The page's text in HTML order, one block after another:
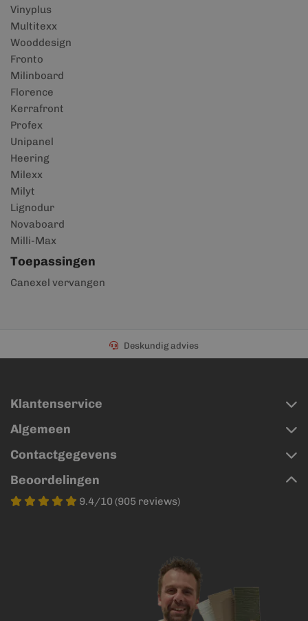
Vinyplus
Multitexx
Wooddesign
Fronto
Milinboard
Florence
Kerrafront
Profex
Unipanel
Heering
Milexx
Milyt
Lignodur
Novaboard
Milli-Max
Toepassingen
Canexel vervangen
Deskundig advies
Klantenservice
Algemeen
Contactgegevens
Beoordelingen
9.4/10 (905 reviews)